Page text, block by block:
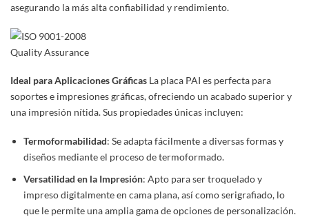
asegurando la más alta confiabilidad y rendimiento.
ISO 9001-2008
Quality Assurance
Ideal para Aplicaciones Gráficas La placa PAI es perfecta para
soportes e impresiones gráficas, ofreciendo un acabado superior y
una impresión nítida. Sus propiedades únicas incluyen:
Termoformabilidad: Se adapta fácilmente a diversas formas y
diseños mediante el proceso de termoformado.
Versatilidad en la Impresión: Apto para ser troquelado y
impreso digitalmente en cama plana, así como serigrafiado, lo
que le permite una amplia gama de opciones de personalización.